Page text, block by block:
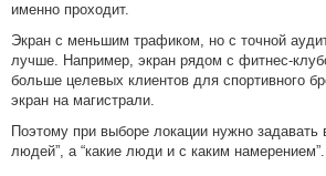
именно проходит.
Экран с меньшим трафиком, но с точной
лучше. Например, экран рядом с фитнес-
больше целевых клиентов для спортивного
экран на магистрали.
Поэтому при выборе локации нужно задавать
людей”, а “какие люди и с каким намерением”.